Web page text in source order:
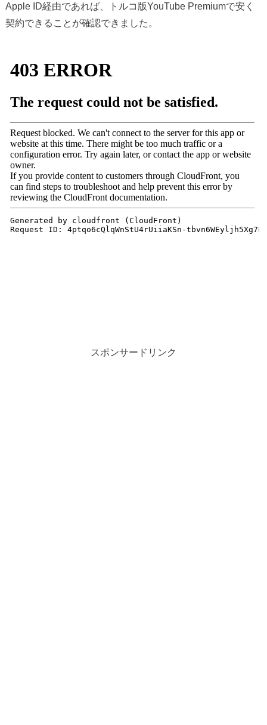
Apple ID経由であれば、トルコ版YouTube Premiumで安く
契約できることが確認できました。
スポンサードリンク